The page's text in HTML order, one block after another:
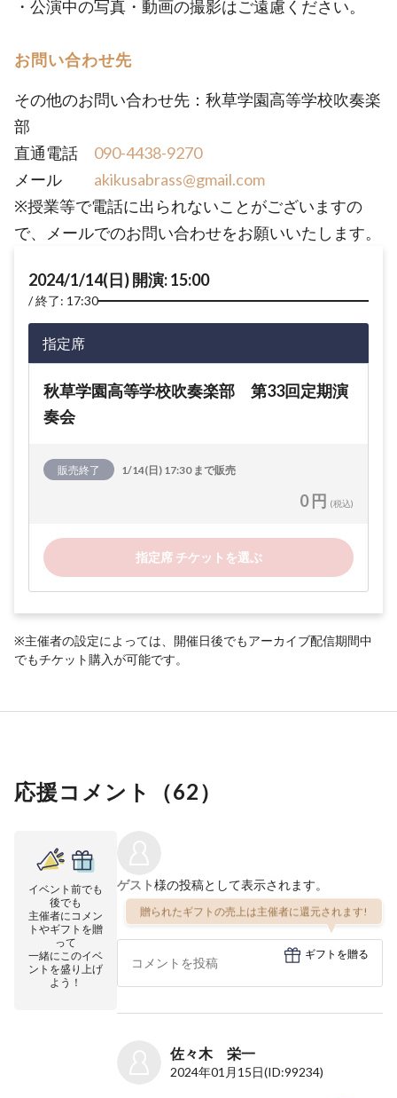
・公演中の写真・動画の撮影はご遠慮ください。
お問い合わせ先
その他のお問い合わせ先：秋草学園高等学校吹奏楽
部
直通電話 090-4438-9270
メール akikusabrass@gmail.com
※授業等で電話に出られないことがございますの
で、メールでのお問い合わせをお願いいたします。
2024/1/14(日) 開演: 15:00
終了: 17:30
指定席
秋草学園高等学校吹奏楽部 第33回定期演
奏会
販売終了 1/14(日) 17:30 まで販売
0 円 (税込)
指定席 チケットを選ぶ
※主催者の設定によっては、開催日後でもアーカイブ配信期間中
でもチケット購入が可能です。
応援コメント（62）
イベント前でも
後でも
主催者にコメン
トやギフトを贈
って
一緒にこのイベ
ントを盛り上げ
よう！
ゲスト様の投稿として表示されます。
贈られたギフトの売上は主催者に還元されます!
ギフトを贈る
佐々木 栄一
2024年01月15日(ID:99234)